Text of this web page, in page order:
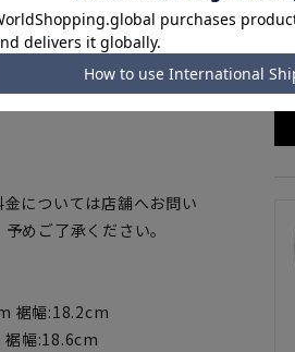
提供します。
さい。
については店舗へお問い
めご了承ください。
裾幅:18.2cm
幅:18.6cm